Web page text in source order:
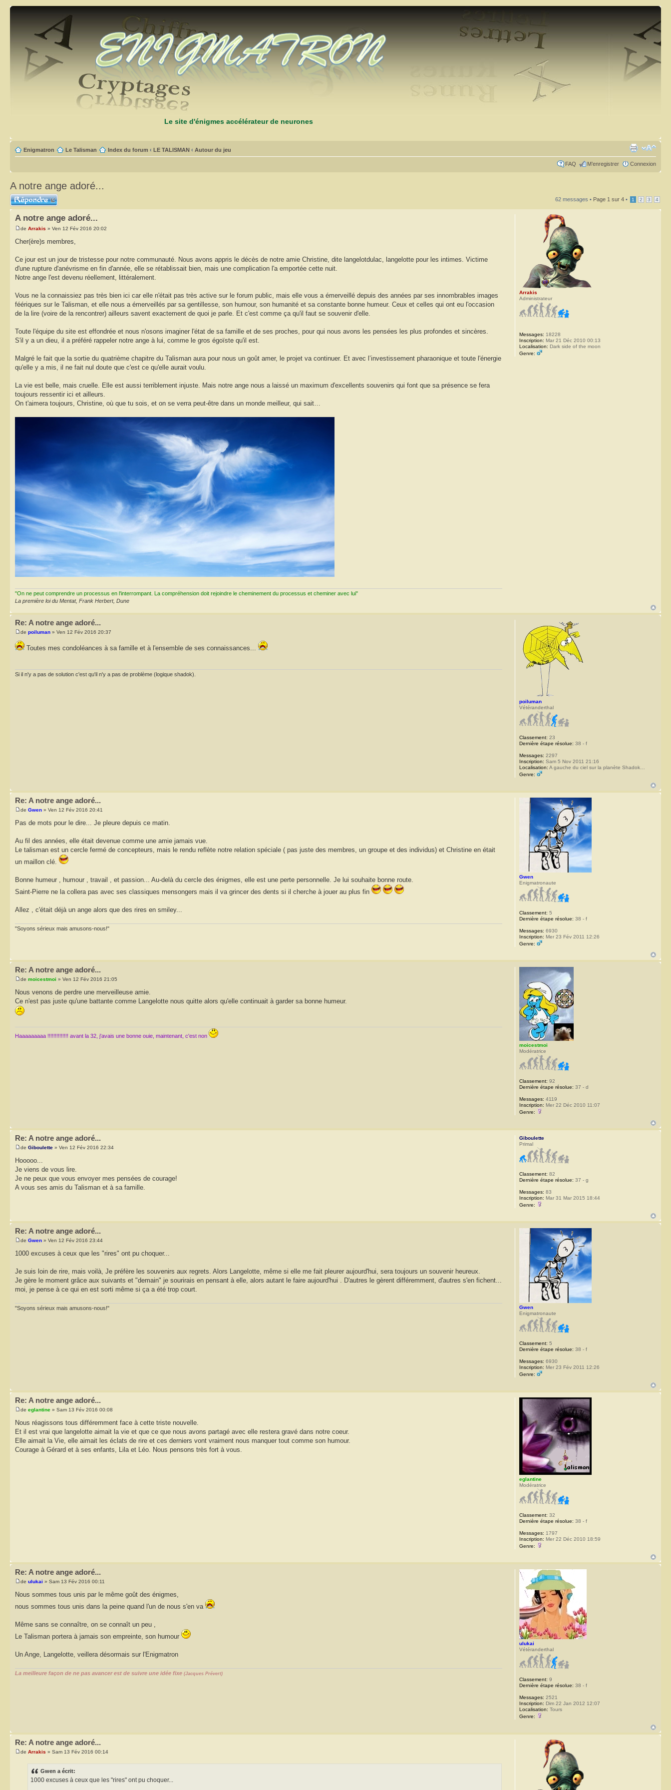
Le site d'énigmes accélérateur de neurones
Enigmatron Le Talisman Index du forum ‹ LE TALISMAN ‹ Autour du jeu
FAQ M’enregistrer Connexion
A notre ange adoré...
Répondre 62 messages • Page 1 sur 4 • 1 2 3 4
A notre ange adoré...
de Arrakis » Ven 12 Fév 2016 20:02
Cher(ère)s membres,
Ce jour est un jour de tristesse pour notre communauté. Nous avons appris le décès de notre amie Christine, dite langelotdulac, langelotte pour les intimes. Victime
d'une rupture d'anévrisme en fin d'année, elle se rétablissait bien, mais une complication l'a emportée cette nuit.
Notre ange l'est devenu réellement, littéralement.
Vous ne la connaissiez pas très bien ici car elle n'était pas très active sur le forum public, mais elle vous a émerveillé depuis des années par ses innombrables images
féériques sur le Talisman, et elle nous a émerveillés par sa gentillesse, son humour, son humanité et sa constante bonne humeur. Ceux et celles qui ont eu l'occasion
de la lire (voire de la rencontrer) ailleurs savent exactement de quoi je parle. Et c'est comme ça qu'il faut se souvenir d'elle.
Toute l'équipe du site est effondrée et nous n'osons imaginer l'état de sa famille et de ses proches, pour qui nous avons les pensées les plus profondes et sincères.
S'il y a un dieu, il a préféré rappeler notre ange à lui, comme le gros égoïste qu'il est.
Malgré le fait que la sortie du quatrième chapitre du Talisman aura pour nous un goût amer, le projet va continuer. Et avec l’investissement pharaonique et toute l'énergie
qu'elle y a mis, il ne fait nul doute que c'est ce qu'elle aurait voulu.
La vie est belle, mais cruelle. Elle est aussi terriblement injuste. Mais notre ange nous a laissé un maximum d'excellents souvenirs qui font que sa présence se fera
toujours ressentir ici et ailleurs.
On t'aimera toujours, Christine, où que tu sois, et on se verra peut-être dans un monde meilleur, qui sait…
"On ne peut comprendre un processus en l'interrompant. La compréhension doit rejoindre le cheminement du processus et cheminer avec lui"
La première loi du Mentat, Frank Herbert, Dune
Arrakis
Administrateur
Messages: 18228
Inscription: Mar 21 Déc 2010 00:13
Localisation: Dark side of the moon
Genre:
Re: A notre ange adoré...
de poiluman » Ven 12 Fév 2016 20:37
Toutes mes condoléances à sa famille et à l'ensemble de ses connaissances...
Si il n'y a pas de solution c'est qu'il n'y a pas de problème (logique shadok).
poiluman
Vétéranderthal
Classement: 23
Dernière étape résolue: 38 - f
Messages: 2297
Inscription: Sam 5 Nov 2011 21:16
Localisation: A gauche du ciel sur la planète Shadok…
Genre:
Re: A notre ange adoré...
de Gwen » Ven 12 Fév 2016 20:41
Pas de mots pour le dire... Je pleure depuis ce matin.
Au fil des années, elle était devenue comme une amie jamais vue.
Le talisman est un cercle fermé de concepteurs, mais le rendu reflète notre relation spéciale ( pas juste des membres, un groupe et des individus) et Christine en était
un maillon clé.
Bonne humeur , humour , travail , et passion... Au-delà du cercle des énigmes, elle est une perte personnelle. Je lui souhaite bonne route.
Saint-Pierre ne la collera pas avec ses classiques mensongers mais il va grincer des dents si il cherche à jouer au plus fin
Allez , c'était déjà un ange alors que des rires en smiley...
"Soyons sérieux mais amusons-nous!"
Gwen
Enigmatronaute
Classement: 5
Dernière étape résolue: 38 - f
Messages: 6930
Inscription: Mer 23 Fév 2011 12:26
Genre:
Re: A notre ange adoré...
de moicestmoi » Ven 12 Fév 2016 21:05
Nous venons de perdre une merveilleuse amie.
Ce n'est pas juste qu'une battante comme Langelotte nous quitte alors qu'elle continuait à garder sa bonne humeur.
Haaaaaaaaa !!!!!!!!!!!!!! avant la 32, j'avais une bonne ouie, maintenant, c'est non
moicestmoi
Modératrice
Classement: 92
Dernière étape résolue: 37 - d
Messages: 4119
Inscription: Mer 22 Déc 2010 11:07
Genre:
Re: A notre ange adoré...
de Giboulette » Ven 12 Fév 2016 22:34
Hooooo...
Je viens de vous lire.
Je ne peux que vous envoyer mes pensées de courage!
A vous ses amis du Talisman et à sa famille.
Giboulette
Primal
Classement: 82
Dernière étape résolue: 37 - g
Messages: 83
Inscription: Mar 31 Mar 2015 18:44
Genre:
Re: A notre ange adoré...
de Gwen » Ven 12 Fév 2016 23:44
1000 excuses à ceux que les "rires" ont pu choquer...
Je suis loin de rire, mais voilà, Je préfère les souvenirs aux regrets. Alors Langelotte, même si elle me fait pleurer aujourd'hui, sera toujours un souvenir heureux.
Je gère le moment grâce aux suivants et "demain" je sourirais en pensant à elle, alors autant le faire aujourd'hui . D'autres le gèrent différemment, d'autres s'en fichent...
moi, je pense à ce qui en est sorti même si ça a été trop court.
"Soyons sérieux mais amusons-nous!"
Gwen
Enigmatronaute
Classement: 5
Dernière étape résolue: 38 - f
Messages: 6930
Inscription: Mer 23 Fév 2011 12:26
Genre:
Re: A notre ange adoré...
de eglantine » Sam 13 Fév 2016 00:08
Nous réagissons tous différemment face à cette triste nouvelle.
Et il est vrai que langelotte aimait la vie et que ce que nous avons partagé avec elle restera gravé dans notre coeur.
Elle aimait la Vie, elle aimait les éclats de rire et ces derniers vont vraiment nous manquer tout comme son humour.
Courage à Gérard et à ses enfants, Lila et Léo. Nous pensons très fort à vous.
eglantine
Modératrice
Classement: 32
Dernière étape résolue: 38 - f
Messages: 1797
Inscription: Mer 22 Déc 2010 18:59
Genre:
Re: A notre ange adoré...
de ulukai » Sam 13 Fév 2016 00:11
Nous sommes tous unis par le même goût des énigmes,
nous sommes tous unis dans la peine quand l'un de nous s'en va
Même sans se connaître, on se connaît un peu ,
Le Talisman portera à jamais son empreinte, son humour
Un Ange, Langelotte, veillera désormais sur l'Enigmatron
La meilleure façon de ne pas avancer est de suivre une idée fixe (Jacques Prévert)
ulukai
Vétéranderthal
Classement: 9
Dernière étape résolue: 38 - f
Messages: 2521
Inscription: Dim 22 Jan 2012 12:07
Localisation: Tours
Genre:
Re: A notre ange adoré...
de Arrakis » Sam 13 Fév 2016 00:14
Gwen a écrit:
1000 excuses à ceux que les "rires" ont pu choquer...